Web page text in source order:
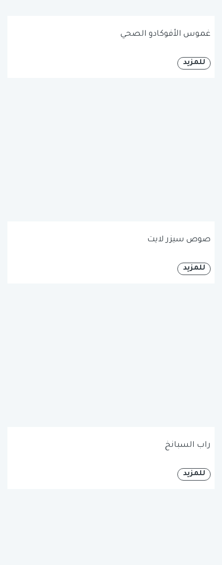
غموس الأفوكادو الصحي
للمزيد
صوص سيزر لايت
للمزيد
راب السبانخ
للمزيد